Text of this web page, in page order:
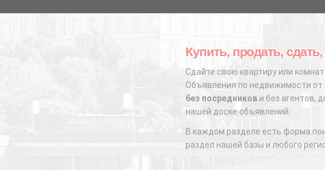
Купить, продать,
Сдайте свою квартиру или
Объявления по недвижимости от
без посредников и без агентов,
нашей доске объявлений.
В каждом разделе есть форма
раздел нашей базы и любого